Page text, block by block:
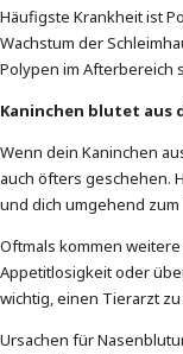
Häufigste Krankheit ist
Wachstum der
Polypen im Afterbereich
Kaninchen blutet aus
Wenn dein Kaninchen
auch öfters geschehen.
und dich umgehend
Oftmals kommen
Appetitlosigkeit oder
wichtig, einen Tierarzt
Ursachen für